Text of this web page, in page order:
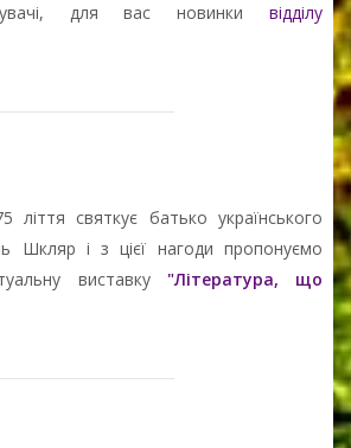
для вас новинки відділу
ліття святкує батько українського
Шкляр і з цієї нагоди пропонуємо
виставку "Література, що